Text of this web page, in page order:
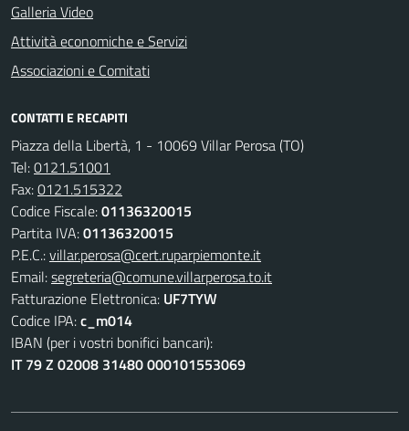
Galleria Video
Attività economiche e Servizi
Associazioni e Comitati
CONTATTI E RECAPITI
Piazza della Libertà, 1 - 10069 Villar Perosa (TO)
Tel:0121.51001
Fax:0121.515322
Codice Fiscale:01136320015
Partita IVA:01136320015
P.E.C.:villar.perosa@cert.ruparpiemonte.it
Email:segreteria@comune.villarperosa.to.it
Fatturazione Elettronica: UF7TYW
Codice IPA:c_m014
IBAN (per i vostri bonifici bancari):
IT 79 Z 02008 31480 000101553069